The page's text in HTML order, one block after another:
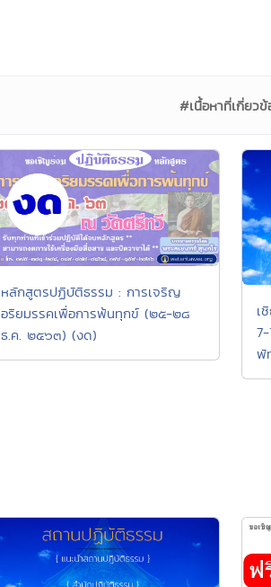
#เนื้อหาที่เกี่ยวข้
หลักสูตรปฏิบัติธรรม : การเจริญ
อริยมรรคเพื่อการพ้นทุกข์ (๒๕-๒๘
ธ.ค. ๒๕๖๓) (งด)
เ
พั